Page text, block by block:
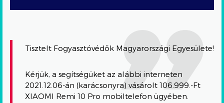
Tisztelt Fogyasztóvédők Magyarországi Egyesülete!
Kérjük, a segítségüket az alábbi interneten
2021.12.06-án (karácsonyra) vásárolt 106.999.-Ft
XIAOMI Remi 10 Pro mobiltelefon ügyében.